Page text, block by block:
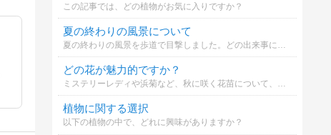
この記事では、どの植物がお気に入りですか？
夏の終わりの風景について
どの花が魅力的ですか？
ミステリーレディや浜菊など、秋に咲く花苗について、あなたはどの花を選びますか？
植物に関する選択
以下の植物の中で、どれに興味がありますか？